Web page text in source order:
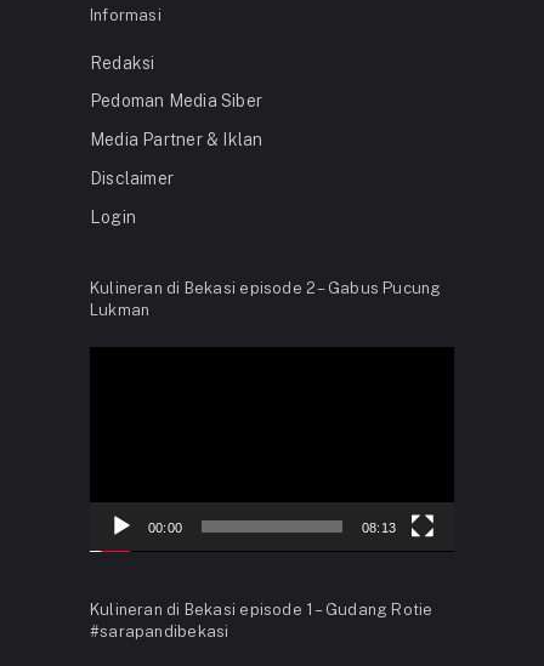
Informasi
Redaksi
Pedoman Media Siber
Media Partner & Iklan
Disclaimer
Login
Kulineran di Bekasi episode 2 – Gabus Pucung
Lukman
00:00 08:13
Kulineran di Bekasi episode 1 – Gudang Rotie
#sarapandibekasi